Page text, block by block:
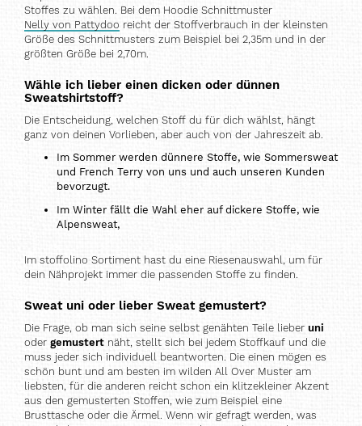
Stoffes zu wählen. Bei dem Hoodie Schnittmuster
Nelly von Pattydoo reicht der Stoffverbrauch in der kleinsten
Größe des Schnittmusters zum Beispiel bei 2,35m und in der
größten Größe bei 2,70m.
Wähle ich lieber einen dicken oder dünnen
Sweatshirtstoff?
Die Entscheidung, welchen Stoff du für dich wählst, hängt
ganz von deinen Vorlieben, aber auch von der Jahreszeit ab.
Im Sommer werden dünnere Stoffe, wie Sommersweat
und French Terry von uns und auch unseren Kunden
bevorzugt.
Im Winter fällt die Wahl eher auf dickere Stoffe, wie
Alpensweat,
Im stoffolino Sortiment hast du eine Riesenauswahl, um für
dein Nähprojekt immer die passenden Stoffe zu finden.
Sweat uni oder lieber Sweat gemustert?
Die Frage, ob man sich seine selbst genähten Teile lieber uni
oder gemustert näht, stellt sich bei jedem Stoffkauf und die
muss jeder sich individuell beantworten. Die einen mögen es
schön bunt und am besten im wilden All Over Muster am
liebsten, für die anderen reicht schon ein klitzekleiner Akzent
aus den gemusterten Stoffen, wie zum Beispiel eine
Brusttasche oder die Ärmel. Wenn wir gefragt werden, was